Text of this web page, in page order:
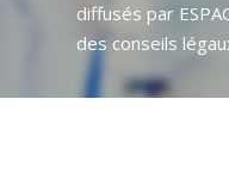
diffusés par
des conseils